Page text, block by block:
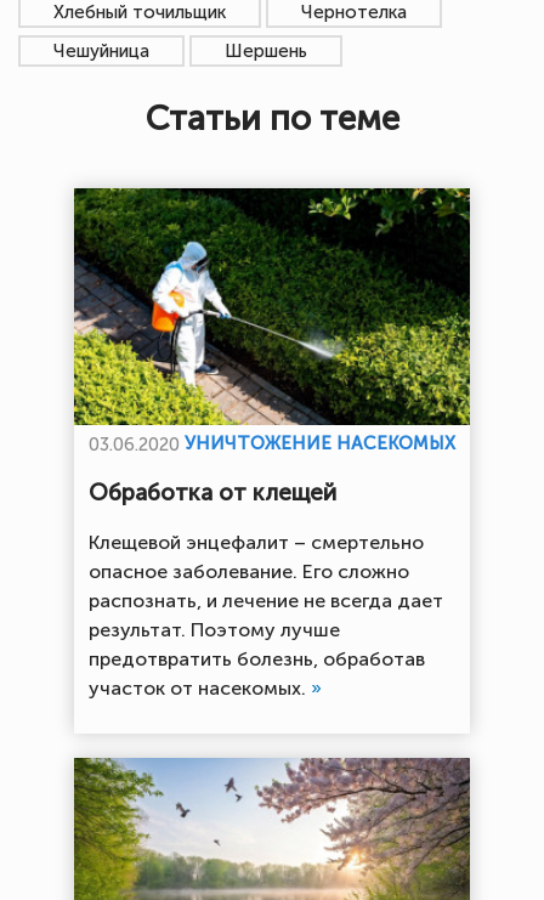
Хлебный точильщик
Чернотелка
Чешуйница
Шершень
Статьи по теме
03.06.2020 УНИЧТОЖЕНИЕ НАСЕКОМЫХ
Обработка от клещей
Клещевой энцефалит – смертельно
опасное заболевание. Его сложно
распознать, и лечение не всегда дает
результат. Поэтому лучше
предотвратить болезнь, обработав
участок от насекомых. »